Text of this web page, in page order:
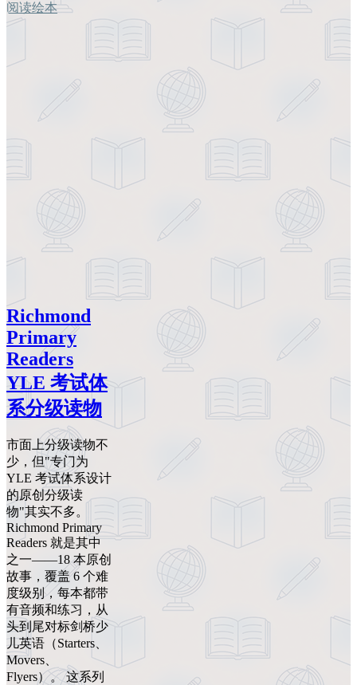
阅读绘本
Richmond
Primary
Readers
YLE 考试体
系分级读物
市面上分级读物不
少，但"专门为
YLE 考试体系设计
的原创分级读
物"其实不多。
Richmond Primary
Readers 就是其中
之一——18 本原创
故事，覆盖 6 个难
度级别，每本都带
有音频和练习，从
头到尾对标剑桥少
儿英语（Starters、
Movers、
Flyers）。 这系列